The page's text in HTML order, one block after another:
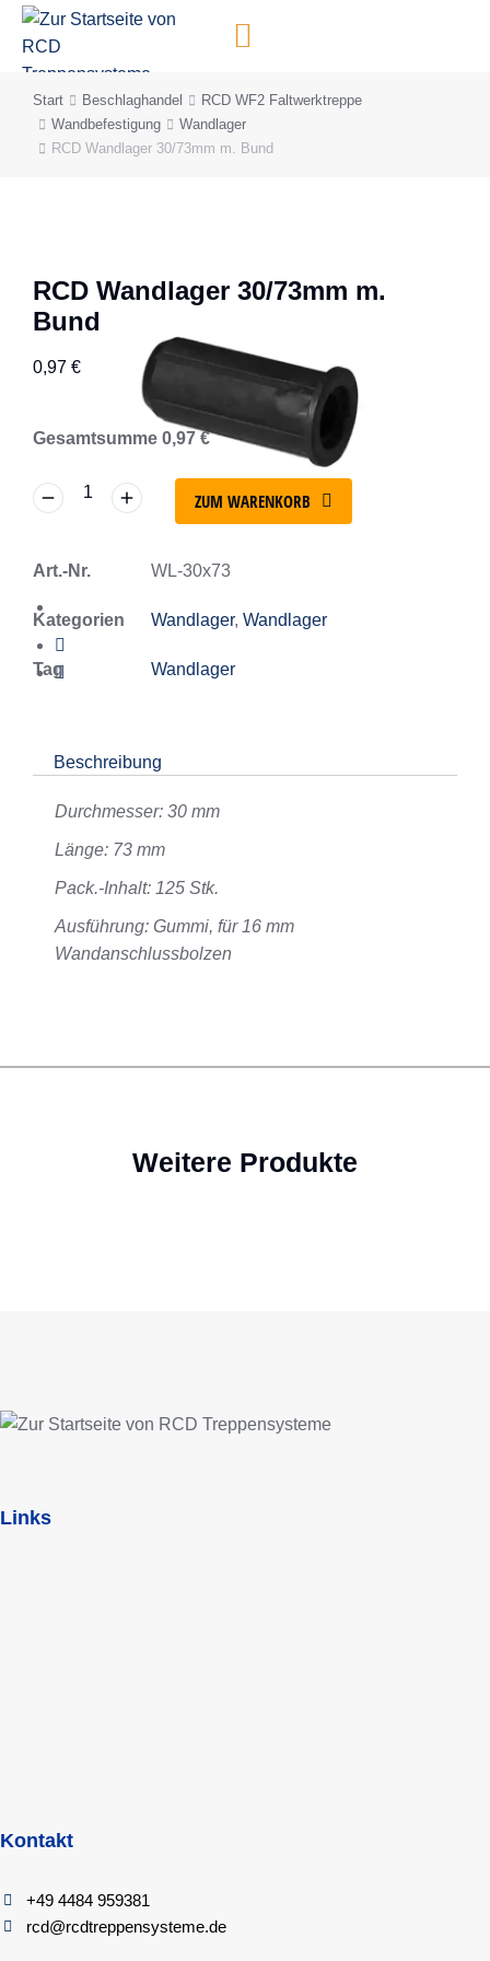
springen
Sie befinden sich hier:
Start Beschlaghandel
RCD WF2 Faltwerktreppe
Wandbefestigung
Wandlager
RCD Wandlager 30/73mm m. Bund
RCD Wandlager 30/73mm m.
Bund
0,97 €
Gesamtsumme 0,97 €
ZUM WARENKORB
Art.-Nr. WL-30x73
Kategorien Wandlager, Wandlager
Tag Wandlager
Beschreibung
Durchmesser: 30 mm
Länge: 73 mm
Pack.-Inhalt: 125 Stk.
Ausführung: Gummi, für 16 mm
Wandanschlussbolzen
Weitere Produkte
Links
Kontakt
+49 4484 959381
rcd@rcdtreppensysteme.de